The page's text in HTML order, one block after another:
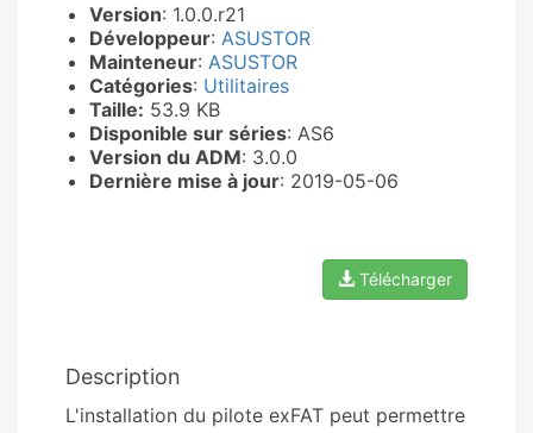
Version: 1.0.0.r21
Développeur: ASUSTOR
Mainteneur: ASUSTOR
Catégories: Utilitaires
Taille: 53.9 KB
Disponible sur séries: AS6
Version du ADM: 3.0.0
Dernière mise à jour: 2019-05-06
Télécharger
Description
L'installation du pilote exFAT peut permettre